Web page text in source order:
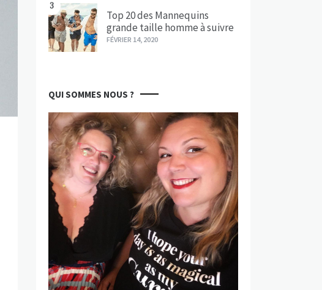
3
Top 20 des Mannequins
grande taille homme à suivre
FÉVRIER 14, 2020
QUI SOMMES NOUS ?